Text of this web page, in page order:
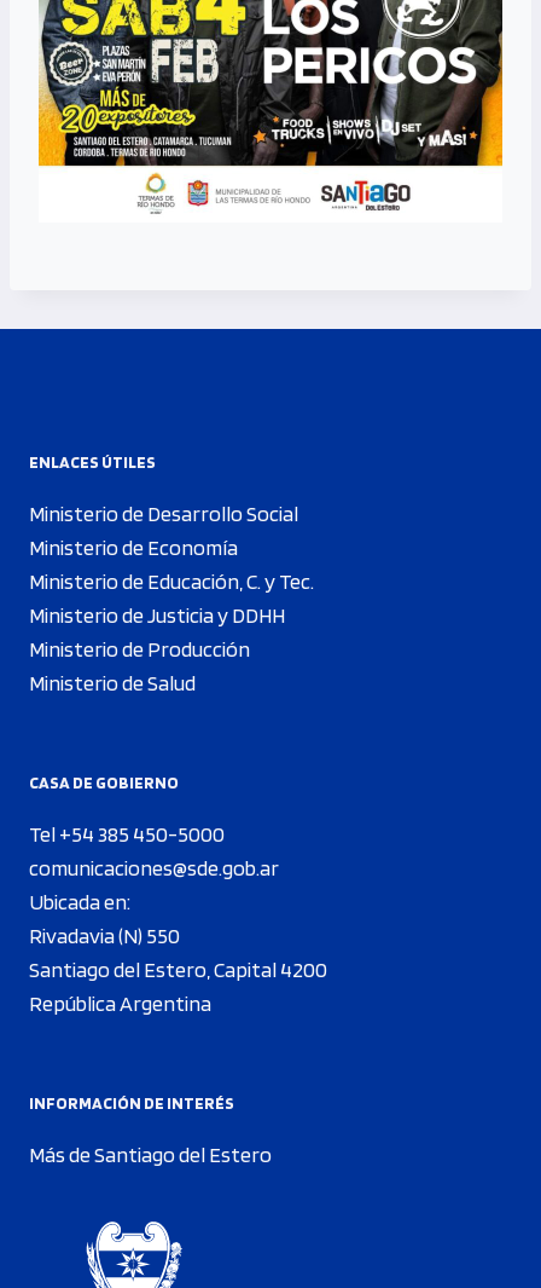
ENLACES ÚTILES
Ministerio de Desarrollo Social
Ministerio de Economía
Ministerio de Educación, C. y Tec.
Ministerio de Justicia y DDHH
Ministerio de Producción
Ministerio de Salud
CASA DE GOBIERNO
Tel +54 385 450-5000
comunicaciones@sde.gob.ar
Ubicada en:
Rivadavia (N) 550
Santiago del Estero, Capital 4200
República Argentina
INFORMACIÓN DE INTERÉS
Más de Santiago del Estero